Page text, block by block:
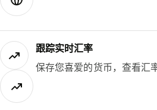
跟踪实时汇率
保存您喜爱的货币，查看汇